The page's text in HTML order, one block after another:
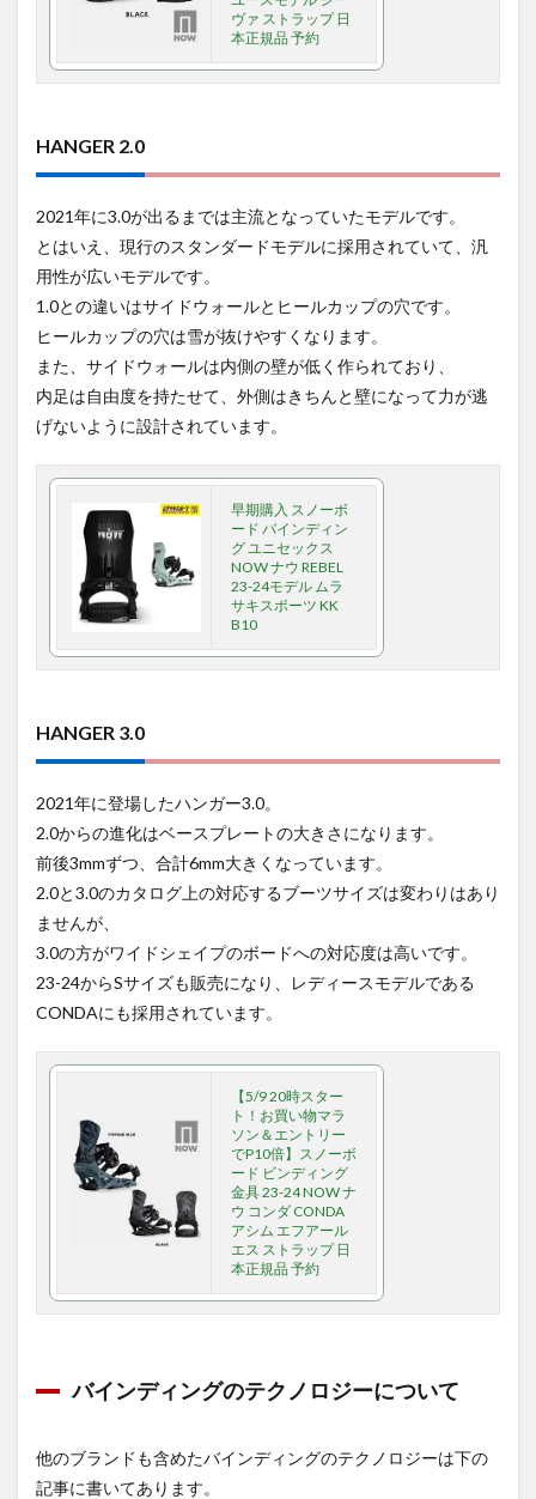
ヴァ ストラップ 日
本正規品 予約
HANGER 2.0
2021年に3.0が出るまでは主流となっていたモデルです。
とはいえ、現行のスタンダードモデルに採用されていて、汎
用性が広いモデルです。
1.0との違いはサイドウォールとヒールカップの穴です。
ヒールカップの穴は雪が抜けやすくなります。
また、サイドウォールは内側の壁が低く作られており、
内足は自由度を持たせて、外側はきちんと壁になって力が逃
げないように設計されています。
早期購入 スノーボ
ード バインディン
グ ユニセックス
NOW ナウ REBEL
23-24モデル ムラ
サキスポーツ KK
B10
HANGER 3.0
2021年に登場したハンガー3.0。
2.0からの進化はベースプレートの大きさになります。
前後3mmずつ、合計6mm大きくなっています。
2.0と3.0のカタログ上の対応するブーツサイズは変わりはあり
ませんが、
3.0の方がワイドシェイプのボードへの対応度は高いです。
23-24からSサイズも販売になり、レディースモデルである
CONDAにも採用されています。
【5/9 20時スター
ト！お買い物マラ
ソン＆エントリー
でP10倍】スノーボ
ード ビンディング
金具 23-24 NOW ナ
ウ コンダ CONDA
アシム エフアール
エス ストラップ 日
本正規品 予約
バインディングのテクノロジーについて
他のブランドも含めたバインディングのテクノロジーは下の
記事に書いてあります。